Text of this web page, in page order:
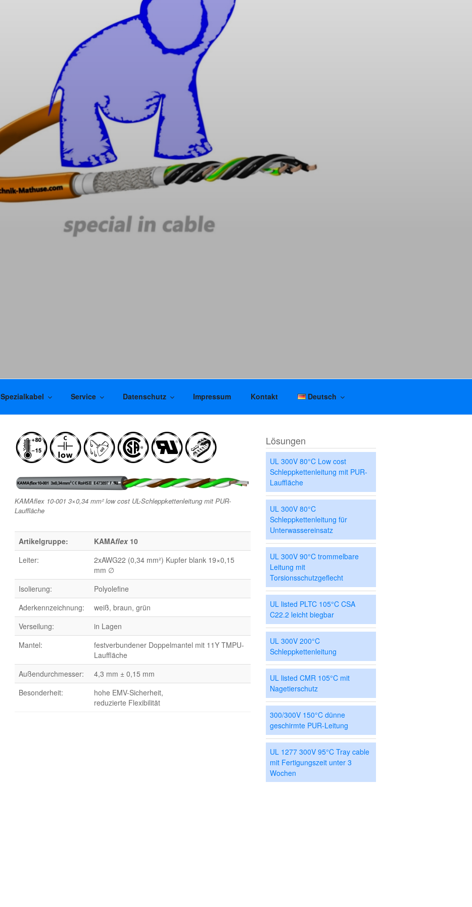
Spezialkabel Service Datenschutz Impressum Kontakt Deutsch
KAMAflex 10-001 3×0,34 mm² low cost UL-Schleppkettenleitung mit PUR-
Lauffläche
Artikelgruppe: KAMAflex10
Leiter:
2xAWG22 (0,34 mm²) Kupfer blank 19×0,15
mm ∅
Isolierung:
Polyolefine
Aderkennzeichnung:
weiß, braun, grün
Verseilung:
in Lagen
Mantel:
festverbundener Doppelmantel mit 11Y TMPU-
Lauffläche
Außendurchmesser:
4,3 mm ± 0,15 mm
Besonderheit:
hohe EMV-Sicherheit,
reduzierte Flexibilität
Lösungen
UL 300V 80°C Low cost
Schleppkettenleitung mit PUR-
Lauffläche
UL 300V 80°C
Schleppkettenleitung für
Unterwassereinsatz
UL 300V 90°C trommelbare
Leitung mit
Torsionsschutzgeflecht
UL listed PLTC 105°C CSA
C22.2 leicht biegbar
UL 300V 200°C
Schleppkettenleitung
UL listed CMR 105°C mit
Nagetierschutz
300/300V 150°C dünne
geschirmte PUR-Leitung
UL 1277 300V 95°C Tray cable
mit Fertigungszeit unter 3
Wochen